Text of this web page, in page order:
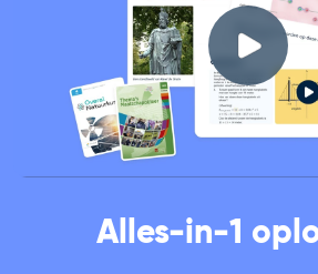
Alles-in-1